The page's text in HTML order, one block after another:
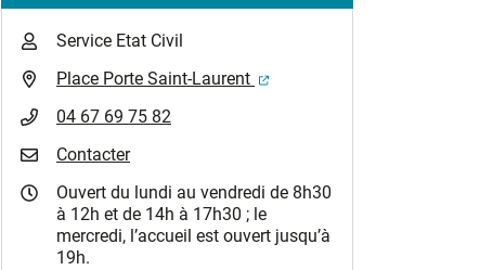
Service Etat Civil
Place Porte Saint-Laurent
(ouverture dans un nouvel
04 67 69 75 82
Contacter
Ouvert du lundi au vendredi de 8h30
à 12h et de 14h à 17h30 ; le
mercredi, l’accueil est ouvert jusqu’à
19h.